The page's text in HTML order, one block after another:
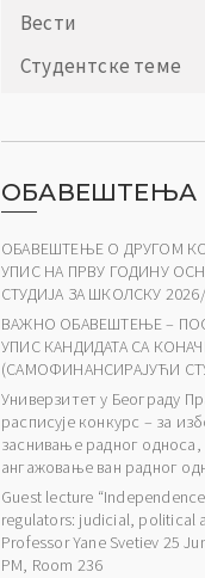
Вести
Студентске теме
ОБАВЕШТЕЊА
ОБАВЕШТЕЊЕ О ДРУГОМ
УПИС НА ПРВУ ГОДИНУ
СТУДИЈА ЗА ШКОЛСКУ
ВАЖНО ОБАВЕШТЕЊЕ –
УПИС КАНДИДАТА СА
(САМОФИНАНСИРАЈУЋИ
Универзитет у Београду
расписује конкурс – за
заснивање радног
ангажовање ван радног
Guest lecture
regulators: judicial, political
Professor Yane Svetiev 25
PM, Room 236